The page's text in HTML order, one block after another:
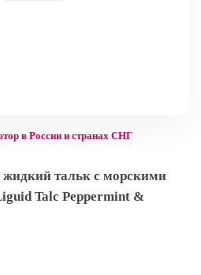
в России и странах СНГ
тальк с морскими
Talc Peppermint &